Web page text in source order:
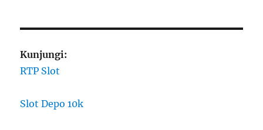
Kunjungi:
RTP Slot
Slot Depo 10k